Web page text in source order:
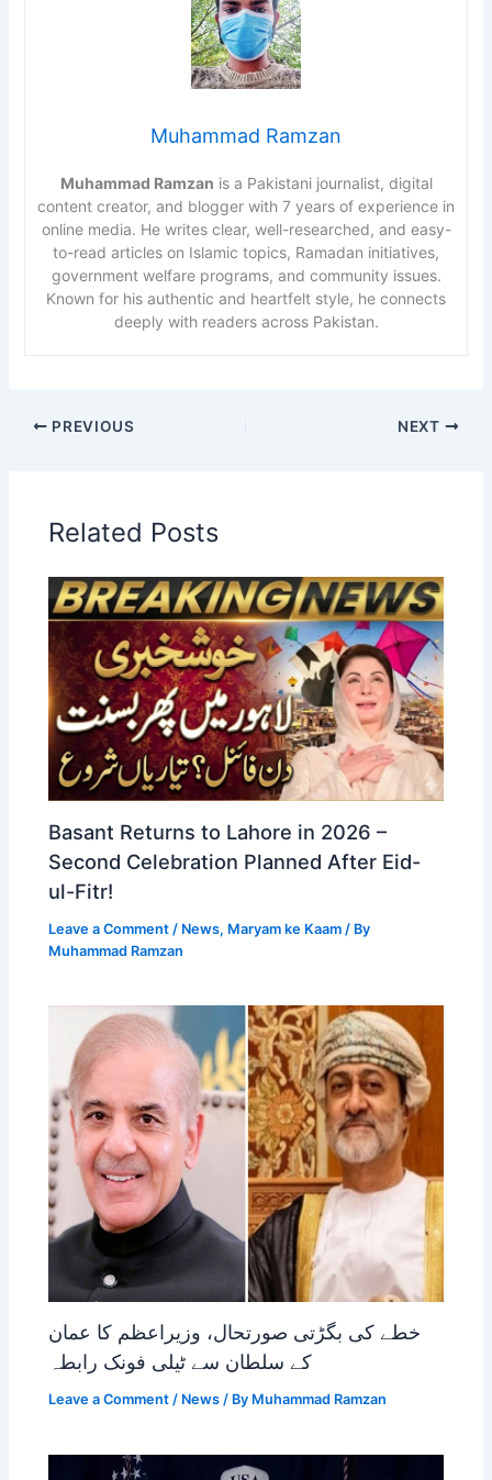
Muhammad Ramzan
Muhammad Ramzan is a Pakistani journalist, digital
content creator, and blogger with 7 years of experience in
online media. He writes clear, well-researched, and easy-
to-read articles on Islamic topics, Ramadan initiatives,
government welfare programs, and community issues.
Known for his authentic and heartfelt style, he connects
deeply with readers across Pakistan.
PREVIOUS NEXT
Related Posts
Basant Returns to Lahore in 2026 –
Second Celebration Planned After Eid-
ul-Fitr!
Leave a Comment / News, Maryam ke Kaam / By
Muhammad Ramzan
خطے کی بگڑتی صورتحال، وزیراعظم کا عمان
کے سلطان سے ٹیلی فونک رابطہ
Leave a Comment / News / By Muhammad Ramzan